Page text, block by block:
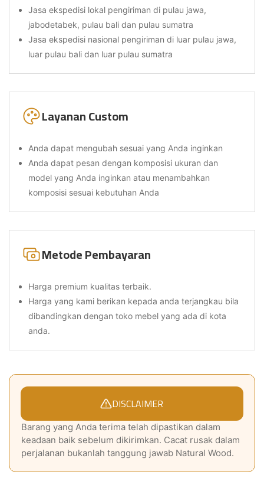
Jasa ekspedisi lokal pengiriman di pulau jawa,
jabodetabek, pulau bali dan pulau sumatra
Jasa ekspedisi nasional pengiriman di luar pulau jawa,
luar pulau bali dan luar pulau sumatra
Layanan Custom
Anda dapat mengubah sesuai yang Anda inginkan
Anda dapat pesan dengan komposisi ukuran dan
model yang Anda inginkan atau menambahkan
komposisi sesuai kebutuhan Anda
Metode Pembayaran
Harga premium kualitas terbaik.
Harga yang kami berikan kepada anda terjangkau bila
dibandingkan dengan toko mebel yang ada di kota
anda.
DISCLAIMER
Barang yang Anda terima telah dipastikan dalam
keadaan baik sebelum dikirimkan. Cacat rusak dalam
perjalanan bukanlah tanggung jawab Natural Wood.